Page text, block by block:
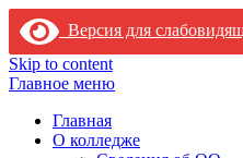
Версия для
Skip to content
Главное меню
Главная
О колледже